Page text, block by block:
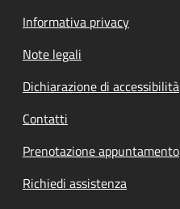
Informativa privacy
Note legali
Dichiarazione di accessibilità
Contatti
Prenotazione appuntamento
Richiedi assistenza